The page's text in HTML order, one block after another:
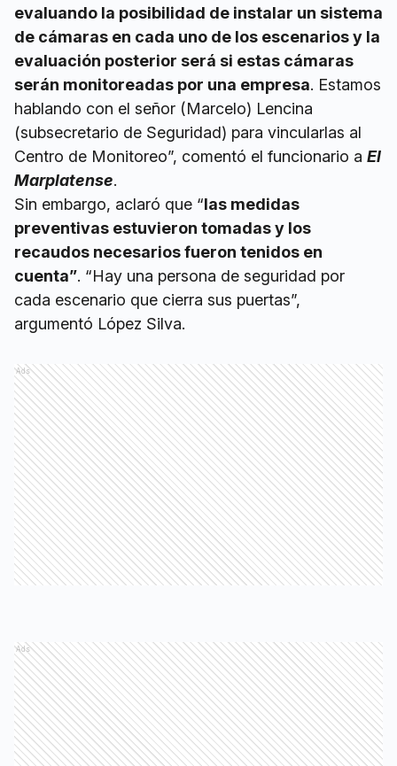
evaluando la posibilidad de instalar un sistema
de cámaras en cada uno de los escenarios y la
evaluación posterior será si estas cámaras
serán monitoreadas por una empresa. Estamos
hablando con el señor (Marcelo) Lencina
(subsecretario de Seguridad) para vincularlas al
Centro de Monitoreo”, comentó el funcionario a El
Marplatense.
Sin embargo, aclaró que “las medidas
preventivas estuvieron tomadas y los
recaudos necesarios fueron tenidos en
cuenta”. “Hay una persona de seguridad por
cada escenario que cierra sus puertas”,
argumentó López Silva.
Ads
Ads